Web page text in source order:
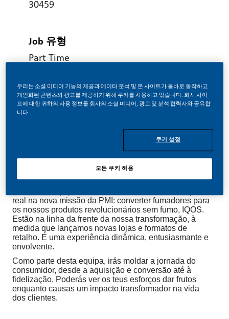
30459
Job 유형
Part Time
게시일
07/14/2026
real na nova missão da PMI: converter fumadores para
os nossos produtos revolucionários sem fumo, IQOS.
Estão na linha da frente da nossa transformação, à
medida que lançamos novas lojas e formatos de
retalho. É uma experiência dinâmica, entusiasmante e
envolvente.
Como parte desta equipa, irás moldar a jornada do
consumidor, desde a aquisição e conversão até à
fidelização. Poderás ver os teus esforços dar frutos
enquanto causas um impacto transformador na vida
dos clientes.
우리는 소셜 미디어 기능의 제공과 데이터 분석 및 본 사이트가 올바로 동작하고
개인화된 콘텐츠와 광고를 제공하기 위해 쿠키를 사용하고 있습니다. 회사 사이
트에 대한 귀하의 사용 정보를 회사의 소셜 미디어, 광고 및 분석 협력사와 공유합
니다.
쿠키 설정
모든 쿠키 허용